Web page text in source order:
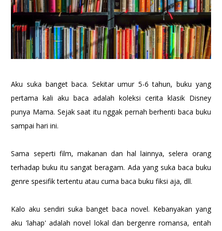
Aku suka banget baca. Sekitar umur 5-6 tahun, buku yang
pertama kali aku baca adalah koleksi cerita klasik Disney
punya Mama. Sejak saat itu nggak pernah berhenti baca buku
sampai hari ini.
Sama seperti film, makanan dan hal lainnya, selera orang
terhadap buku itu sangat beragam. Ada yang suka baca buku
genre spesifik tertentu atau cuma baca buku fiksi aja, dll.
Kalo aku sendiri suka banget baca novel. Kebanyakan yang
aku 'lahap' adalah novel lokal dan bergenre romansa, entah